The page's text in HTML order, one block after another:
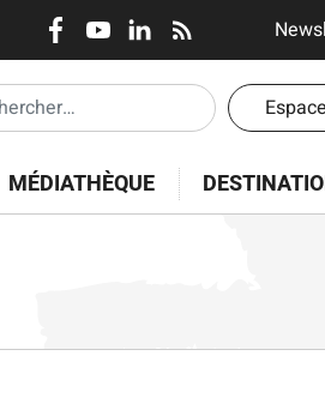
Réseaux
sociaux
En-
tête
En-
tête
-
Espaces
MÉDIATHÈQUE